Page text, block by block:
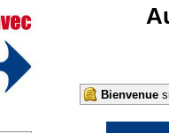
Bienvenue